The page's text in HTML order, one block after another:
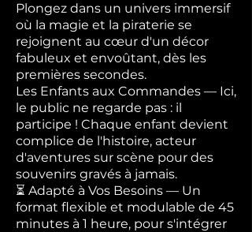
Plongez dans un univers immersif
où la magie et la piraterie se
rejoignent au cœur d'un décor
fabuleux et envoûtant, dès les
premières secondes.
Les Enfants aux Commandes — Ici,
le public ne regarde pas : il
participe ! Chaque enfant devient
complice de l'histoire, acteur
d'aventures sur scène pour des
souvenirs gravés à jamais.
⏳ Adapté à Vos Besoins — Un
format flexible et modulable de 45
minutes à 1 heure, pour s'intégrer